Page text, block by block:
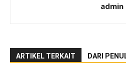
admin
ARTIKEL TERKAIT DARI